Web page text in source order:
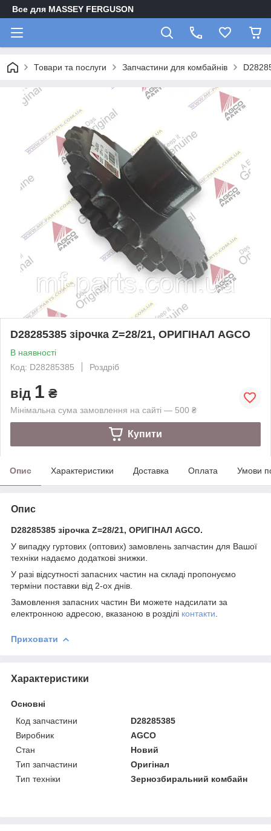
Все для MASSEY FERGUSON
Товари та послуги Запчастини для комбайнів
D28285385 зірочка Z=28/21, ОРИГІНАЛ AGCO
В наявності
Код: D28285385
Роздріб
від 1 ₴
Мінімальна сума замовлення на сайті — 500 ₴
Купити
Опис Характеристики Доставка Оплата Умови
Опис
D28285385 зірочка Z=28/21, ОРИГІНАЛ AGCO.
У випадку гуртових (оптових) замовлень запчастин для Вашої
техніки надаємо додаткові знижки.
У разі відсутності запасних частин на складі пропонуємо
терміни поставки від 2-ох днів.
Замовлення запасних частин Ви можете надсилати за
електронною адресою, вказаною в розділі контакти
Приховати
Характеристики
Основні
Код запчастини
D28285385
Виробник
AGCO
Стан
Новий
Тип запчастини
Оригінал
Тип техніки
Зернозбиральний комбайн